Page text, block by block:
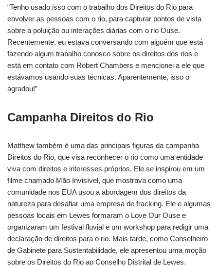
“Tenho usado isso com o trabalho dos Direitos do Rio para
envolver as pessoas com o rio, para capturar pontos de vista
sobre a poluição ou interações diárias com o rio Ouse.
Recentemente, eu estava conversando com alguém que está
fazendo algum trabalho conosco sobre os direitos dos rios e
está em contato com Robert Chambers e mencionei a ele que
estávamos usando suas técnicas. Aparentemente, isso o
agradou!”
Campanha Direitos do Rio
Matthew também é uma das principais figuras da campanha
Direitos do Rio, que visa reconhecer o rio como uma entidade
viva com direitos e interesses próprios. Ele se inspirou em um
filme chamado Mão Invisível, que mostrava como uma
comunidade nos EUA usou a abordagem dos direitos da
natureza para desafiar uma empresa de fracking. Ele e algumas
pessoas locais em Lewes formaram o Love Our Ouse e
organizaram um festival fluvial e um workshop para redigir uma
declaração de direitos para o rio. Mais tarde, como Conselheiro
de Gabinete para Sustentabilidade, ele apresentou uma moção
sobre os Direitos do Rio ao Conselho Distrital de Lewes.